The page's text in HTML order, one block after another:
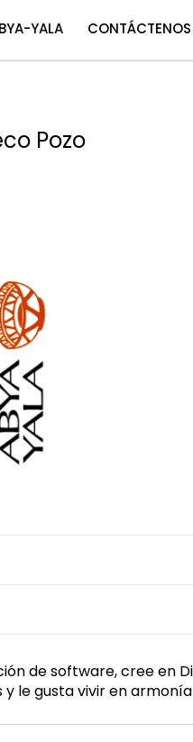
YALA CONTÁCTENOS
Pozo
de software, cree en
le gusta vivir en